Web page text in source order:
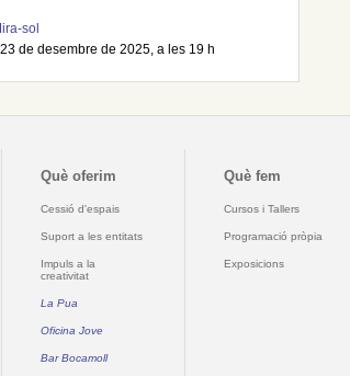
sol
23 de desembre de 2025, a les 19 h
Què oferim
Cessió d'espais
Suport a les entitats
Impuls a la
creativitat
La Pua
Oficina Jove
Bar Bocamoll
Què fem
Cursos i Tallers
Programació pròpia
Exposicions